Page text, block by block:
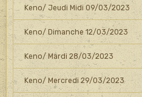
Keno/ Jeudi Midi 09/03/2023
Keno/ Dimanche 12/03/2023
Keno/ Mardi 28/03/2023
Keno/ Mercredi 29/03/2023